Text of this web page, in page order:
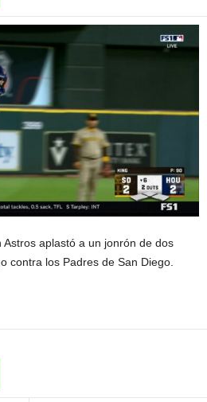
aplastó a un jonrón de dos
contra los Padres de San Diego.